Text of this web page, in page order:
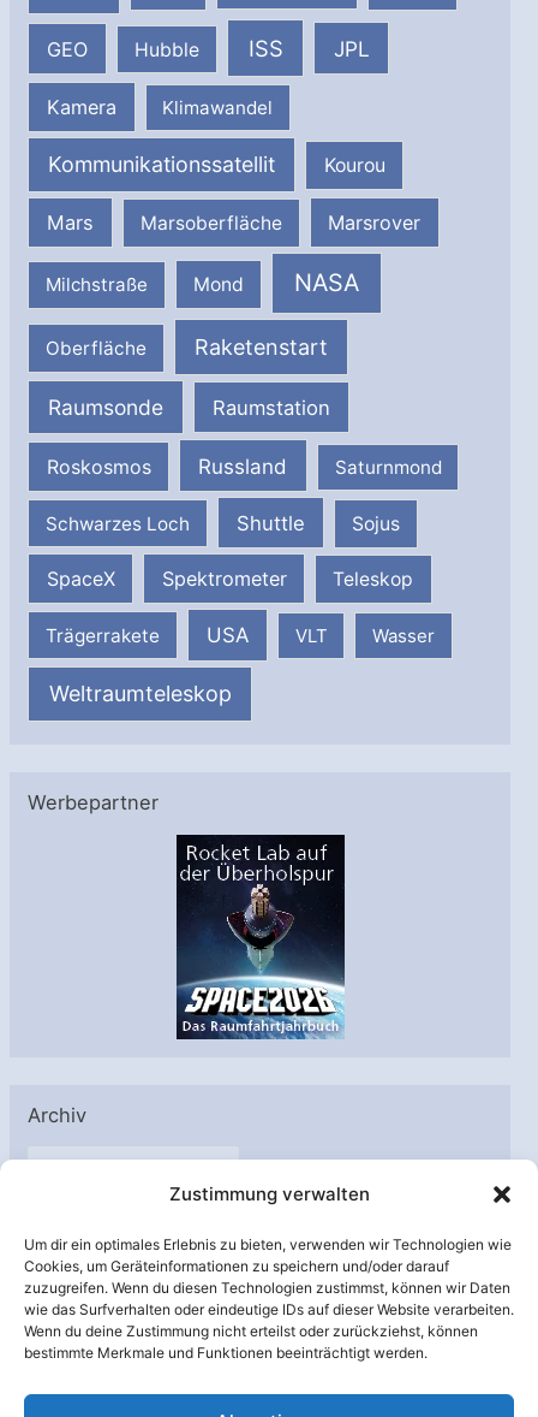
Zustimmung verwalten
Um dir ein optimales Erlebnis zu bieten, verwenden wir Technologien wie
Cookies, um Geräteinformationen zu speichern und/oder darauf
zuzugreifen. Wenn du diesen Technologien zustimmst, können wir Daten
wie das Surfverhalten oder eindeutige IDs auf dieser Website verarbeiten.
Wenn du deine Zustimmung nicht erteilst oder zurückziehst, können
bestimmte Merkmale und Funktionen beeinträchtigt werden.
GEO Hubble ISS JPL
Kamera Klimawandel
Kommunikationssatellit Kourou
Mars Marsoberfläche Marsrover
Milchstraße Mond NASA
Oberfläche Raketenstart
Raumsonde Raumstation
Roskosmos Russland Saturnmond
Schwarzes Loch Shuttle Sojus
SpaceX Spektrometer Teleskop
Trägerrakete USA VLT Wasser
Weltraumteleskop
Werbepartner
Archiv
A
h
i
v
Unterstützt von: